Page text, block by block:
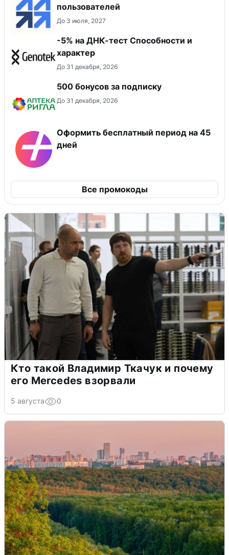
пользователей
До 3 июля, 2027
-5% на ДНК-тест Способности и
характер
До 31 декабря, 2026
500 бонусов за подписку
До 31 декабря, 2026
Оформить бесплатный период на 45
дней
Все промокоды
Кто такой Владимир Ткачук и почему
его Mercedes взорвали
5 августа 0